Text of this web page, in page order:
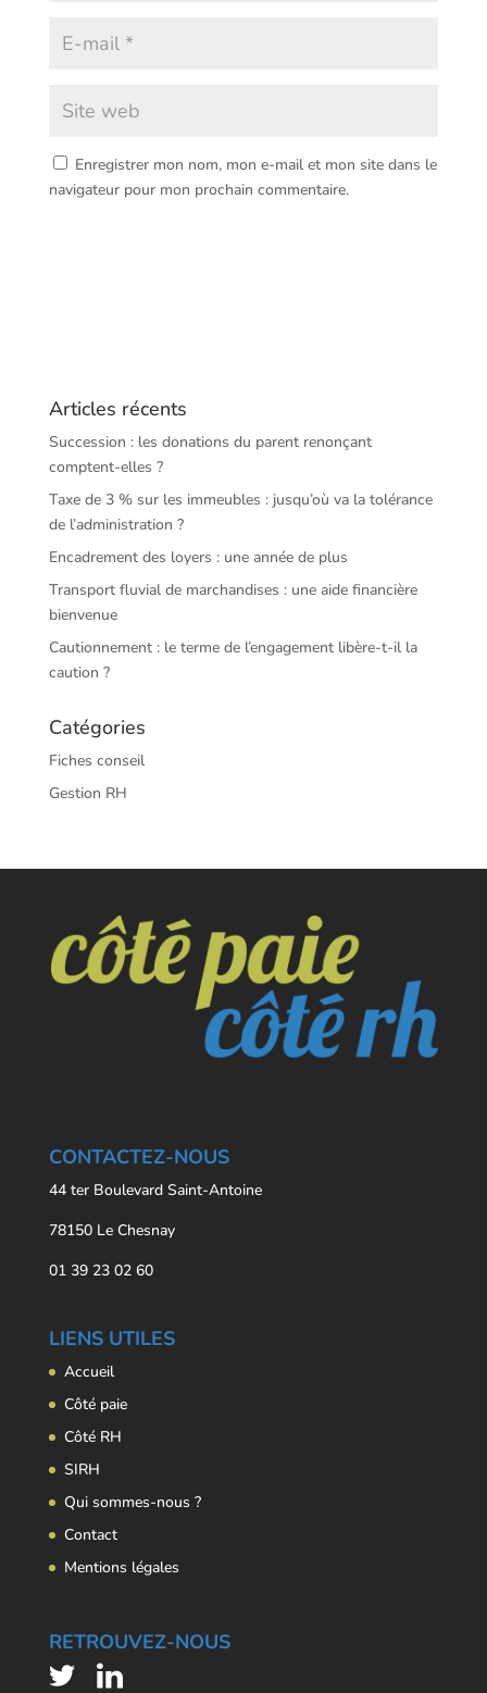
Enregistrer mon nom, mon e-mail et mon site dans le
navigateur pour mon prochain commentaire.
Articles récents
Succession : les donations du parent renonçant
comptent-elles ?
Taxe de 3 % sur les immeubles : jusqu’où va la tolérance
de l’administration ?
Encadrement des loyers : une année de plus
Transport fluvial de marchandises : une aide financière
bienvenue
Cautionnement : le terme de l’engagement libère-t-il la
caution ?
Catégories
Fiches conseil
Gestion RH
CONTACTEZ-NOUS
44 ter Boulevard Saint-Antoine
78150 Le Chesnay
01 39 23 02 60
LIENS UTILES
Accueil
Côté paie
Côté RH
SIRH
Qui sommes-nous ?
Contact
Mentions légales
RETROUVEZ-NOUS